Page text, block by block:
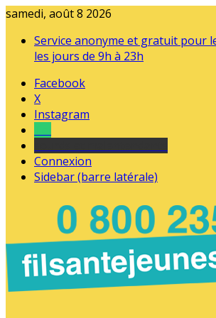
samedi, août 8 2026
Service anonyme et gratuit pour
les jours de 9h à 23h
Facebook
X
Instagram
Connexion
Sidebar (barre latérale)